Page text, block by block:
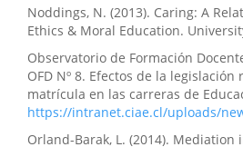
Noddings, N. (2013). Caring: A
Ethics & Moral Education.
Observatorio de Formación
OFD Nº 8. Efectos de la
matrícula en las carreras de
https://intranet.ciae.cl/uploads/
Orland-Barak, L. (2014). Mediation